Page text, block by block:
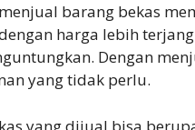
barang bekas
harga lebih
Dengan
yang tidak perlu.
yang dijual bisa